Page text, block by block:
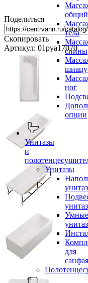
общий
тела
спины
шиацу
ног
опции
Унитазы
и
Унитазы
Умные
для
Поделиться
Скопировать
Артикул: 01руа17070